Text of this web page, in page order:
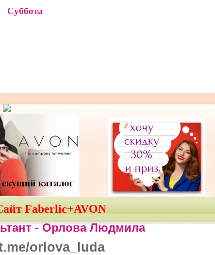
Суббота
Faberlic+AVON
-Орлова Людмила
orlova_luda